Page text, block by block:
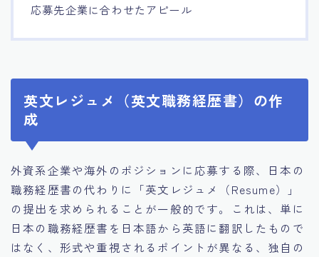
応募先企業に合わせたアピール
英文レジュメ（英文職務経歴書）の作
成
外資系企業や海外のポジションに応募する際、日本の
職務経歴書の代わりに「英文レジュメ（Resume）」
の提出を求められることが一般的です。これは、単に
日本の職務経歴書を日本語から英語に翻訳したもので
はなく、形式や重視されるポイントが異なる、独自の